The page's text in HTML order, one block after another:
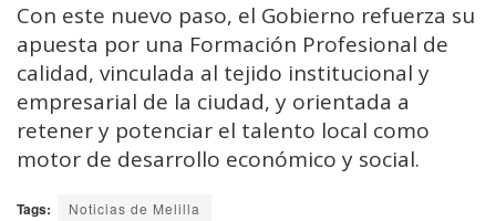
Con este nuevo paso, el Gobierno refuerza su
apuesta por una Formación Profesional de
calidad, vinculada al tejido institucional y
empresarial de la ciudad, y orientada a
retener y potenciar el talento local como
motor de desarrollo económico y social.
Tags: Noticias de Melilla